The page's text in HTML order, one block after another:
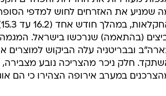
המכירות של המגבונים מזנקות והסתימות בביוב עולות